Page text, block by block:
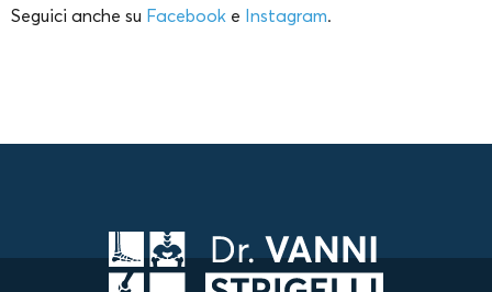
Seguici anche su Facebook e Instagram.